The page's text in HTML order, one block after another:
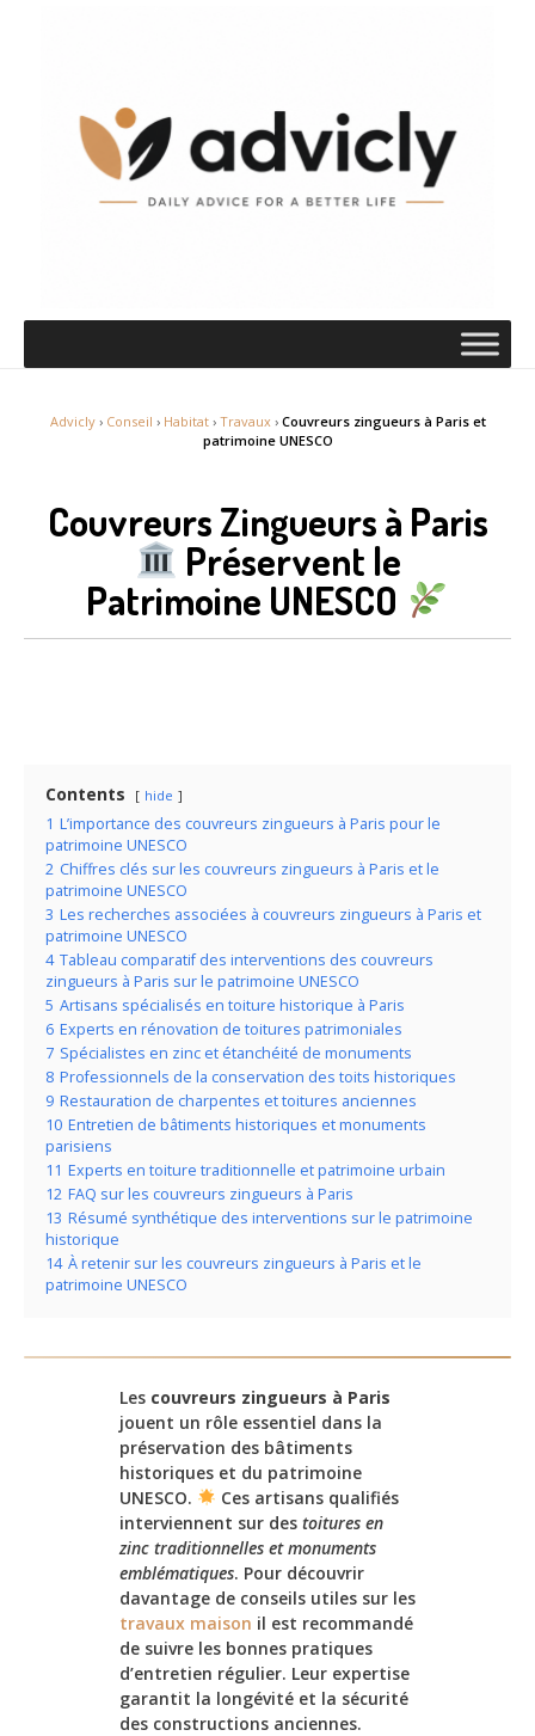
Advicly› Conseil › Habitat› Travaux› Couvreurs zingueurs à Paris et
patrimoine UNESCO
Couvreurs Zingueurs à Paris
Préservent le
Patrimoine UNESCO
Contents hide
1 L’importance des couvreurs zingueurs à Paris pour le
patrimoine UNESCO
2 Chiffres clés sur les couvreurs zingueurs à Paris et le
patrimoine UNESCO
3 Les recherches associées à couvreurs zingueurs à Paris et
patrimoine UNESCO
4 Tableau comparatif des interventions des couvreurs
zingueurs à Paris sur le patrimoine UNESCO
5 Artisans spécialisés en toiture historique à Paris
6 Experts en rénovation de toitures patrimoniales
7 Spécialistes en zinc et étanchéité de monuments
8 Professionnels de la conservation des toits historiques
9 Restauration de charpentes et toitures anciennes
10 Entretien de bâtiments historiques et monuments
parisiens
11 Experts en toiture traditionnelle et patrimoine urbain
12 FAQ sur les couvreurs zingueurs à Paris
13 Résumé synthétique des interventions sur le patrimoine
historique
14 À retenir sur les couvreurs zingueurs à Paris et le
patrimoine UNESCO
Les couvreurs zingueurs à Paris
jouent un rôle essentiel dans la
préservation des bâtiments
historiques et du patrimoine
UNESCO.
Ces artisans qualifiés
interviennent sur des toitures en
zinc traditionnelles et monuments
emblématiques. Pour découvrir
davantage de conseils utiles sur les
travaux maison il est recommandé
de suivre les bonnes pratiques
d’entretien régulier. Leur expertise
garantit la longévité et la sécurité
des constructions anciennes.